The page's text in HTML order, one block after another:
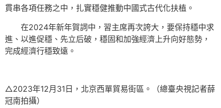
貫串各項任務之中，扎實穩健推動中國式古代化扶植。
在2024年新年賀詞中，習主席再次誇大，要保持穩中求
進、以進促穩、先立后破，穩固和加強經濟上升向好態勢，
完成經濟行穩致遠。
△2023年12月31日，北京西單貿易街區。（總臺央視記者薛
冠南拍攝）